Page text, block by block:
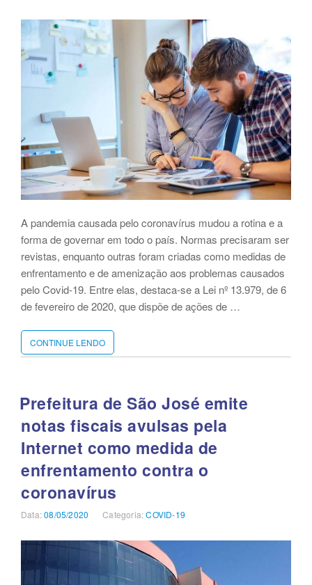
DAS
A pandemia causada pelo coronavírus mudou a rotina e a
forma de governar em todo o país. Normas precisaram ser
revistas, enquanto outras foram criadas como medidas de
enfrentamento e de amenização aos problemas causados
pelo Covid-19. Entre elas, destaca-se a Lei nº 13.979, de 6
de fevereiro de 2020, que dispõe de ações de …
CONTINUE LENDO
AUTOMÁTICAS
TRANSPARÊNCIA
ÀS
COMPRAS
RELACIONADAS
AO
19”
Prefeitura de São José emite
notas fiscais avulsas pela
Internet como medida de
enfrentamento contra o
coronavírus
Data:Publicado
08/05/2020 Categoria:Categorias
COVID-19